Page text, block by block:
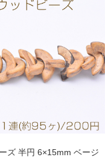
ズ 半円 6×15mm ベージ